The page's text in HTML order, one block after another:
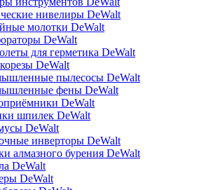
нивелиры DeWalt
молотки DeWalt
DeWalt
для герметика DeWalt
DeWalt
пылесосы DeWalt
фены DeWalt
DeWalt
шпилек DeWalt
DeWalt
инверторы DeWalt
алмазного бурения DeWalt
DeWalt
DeWalt